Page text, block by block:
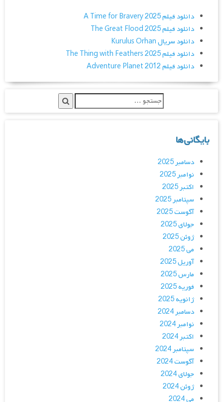
دانلود فیلم A Time for Bravery 2025
دانلود فیلم The Great Flood 2025
دانلود سریال Kurulus Orhan
دانلود فیلم The Thing with Feathers 2025
دانلود فیلم Adventure Planet 2012
بایگانی‌ها
دسامبر 2025
نوامبر 2025
اکتبر 2025
سپتامبر 2025
آگوست 2025
جولای 2025
ژوئن 2025
می 2025
آوریل 2025
مارس 2025
فوریه 2025
ژانویه 2025
دسامبر 2024
نوامبر 2024
اکتبر 2024
سپتامبر 2024
آگوست 2024
جولای 2024
ژوئن 2024
می 2024